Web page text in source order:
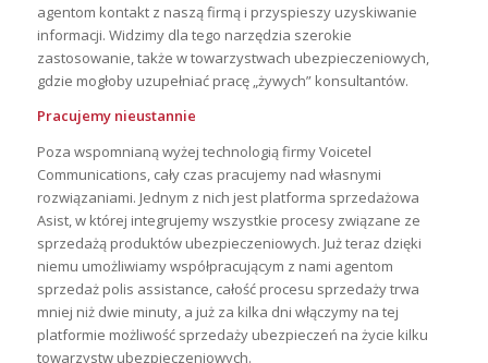
agentom kontakt z naszą firmą i przyspieszy uzyskiwanie
informacji. Widzimy dla tego narzędzia szerokie
zastosowanie, także w towarzystwach ubezpieczeniowych,
gdzie mogłoby uzupełniać pracę „żywych” konsultantów.
Pracujemy nieustannie
Poza wspomnianą wyżej technologią firmy Voicetel
Communications, cały czas pracujemy nad własnymi
rozwiązaniami. Jednym z nich jest platforma sprzedażowa
Asist, w której integrujemy wszystkie procesy związane ze
sprzedażą produktów ubezpieczeniowych. Już teraz dzięki
niemu umożliwiamy współpracującym z nami agentom
sprzedaż polis assistance, całość procesu sprzedaży trwa
mniej niż dwie minuty, a już za kilka dni włączymy na tej
platformie możliwość sprzedaży ubezpieczeń na życie kilku
towarzystw ubezpieczeniowych.